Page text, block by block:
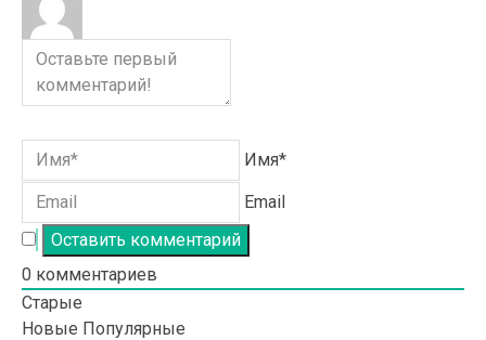
Имя*
Email
0 комментариев
Старые
Новые Популярные